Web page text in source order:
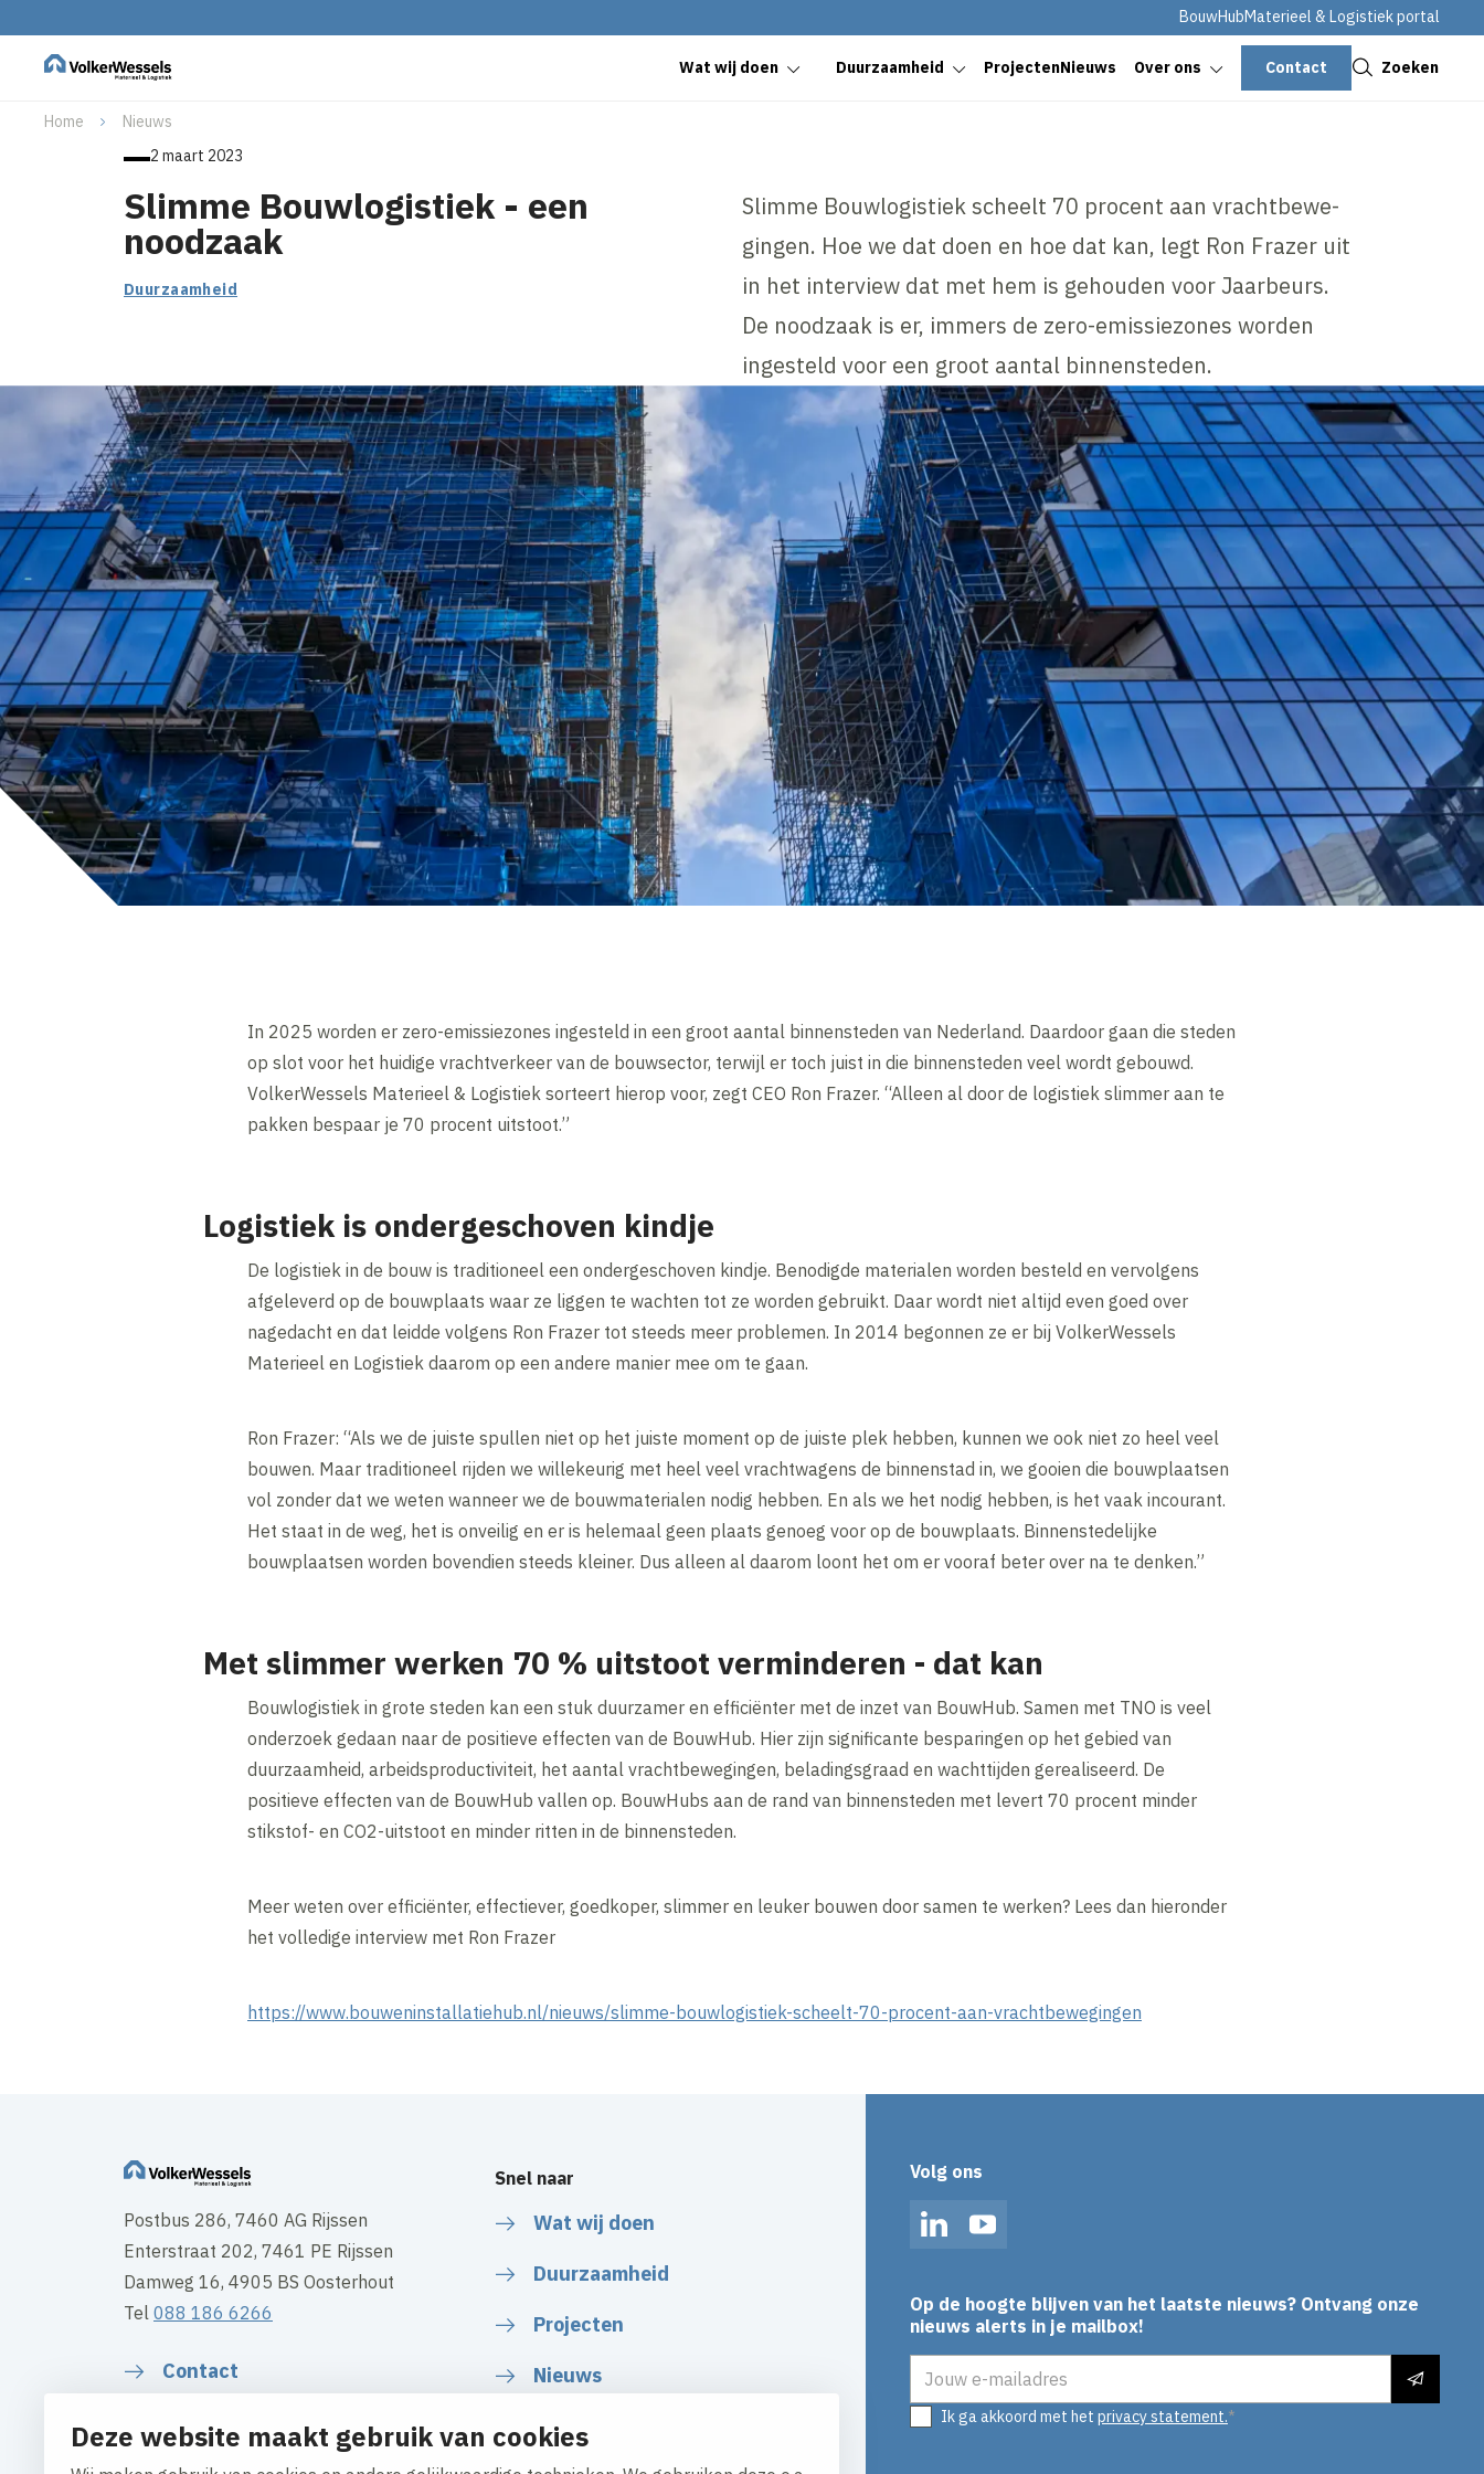
Deze website maakt gebruik van cookies
BouwHubMaterieel & Logistiek portal
Wat wij doen Duurzaamheid ProjectenNieuws Over ons Contact Zoeken
Home
Nieuws
2 maart 2023
Slimme Bouwlogistiek - een
noodzaak
Duurzaamheid
Slimme Bouwlogistiek scheelt 70 procent aan vracht­be­we­
gin­gen. Hoe we dat doen en hoe dat kan, legt Ron Frazer uit
in het interview dat met hem is gehouden voor Jaarbeurs.
De noodzaak is er, immers de zero-emissiezones worden
ingesteld voor een groot aantal binnensteden.
In 2025 worden er zero-emissiezones ingesteld in een groot aantal binnensteden van Nederland. Daardoor gaan die steden
op slot voor het huidige vrachtverkeer van de bouwsector, terwijl er toch juist in die binnensteden veel wordt gebouwd.
VolkerWessels Materieel & Logistiek sorteert hierop voor, zegt CEO Ron Frazer. “Alleen al door de logistiek slimmer aan te
pakken bespaar je 70 procent uitstoot.”
Logistiek is ondergeschoven kindje
De logistiek in de bouw is traditioneel een ondergeschoven kindje. Benodigde materialen worden besteld en vervolgens
afgeleverd op de bouwplaats waar ze liggen te wachten tot ze worden gebruikt. Daar wordt niet altijd even goed over
nagedacht en dat leidde volgens Ron Frazer tot steeds meer problemen. In 2014 begonnen ze er bij VolkerWessels
Materieel en Logistiek daarom op een andere manier mee om te gaan.
Ron Frazer: “Als we de juiste spullen niet op het juiste moment op de juiste plek hebben, kunnen we ook niet zo heel veel
bouwen. Maar traditioneel rijden we willekeurig met heel veel vrachtwagens de binnenstad in, we gooien die bouwplaatsen
vol zonder dat we weten wanneer we de bouwmaterialen nodig hebben. En als we het nodig hebben, is het vaak incourant.
Het staat in de weg, het is onveilig en er is helemaal geen plaats genoeg voor op de bouwplaats. Binnenstedelijke
bouwplaatsen worden bovendien steeds kleiner. Dus alleen al daarom loont het om er vooraf beter over na te denken.”
Met slimmer werken 70 % uitstoot verminderen - dat kan
Bouwlogistiek in grote steden kan een stuk duurzamer en efficiënter met de inzet van BouwHub. Samen met TNO is veel
onderzoek gedaan naar de positieve effecten van de BouwHub. Hier zijn significante besparingen op het gebied van
duurzaamheid, arbeidsproductiviteit, het aantal vrachtbewegingen, beladingsgraad en wachttijden gerealiseerd. De
positieve effecten van de BouwHub vallen op. BouwHubs aan de rand van binnensteden met levert 70 procent minder
stikstof- en CO2-uitstoot en minder ritten in de binnensteden.
Meer weten over efficiënter, effectiever, goedkoper, slimmer en leuker bouwen door samen te werken? Lees dan hieronder
het volledige interview met Ron Frazer
https://www.bouweninstallatiehub.nl/nieuws/slimme-bouwlogistiek-scheelt-70-procent-aan-vrachtbewegingen
Postbus 286, 7460 AG Rijssen
Enterstraat 202, 7461 PE Rijssen
Damweg 16, 4905 BS Oosterhout
Tel 088 186 6266
Contact
Snel naar
Wat wij doen
Duurzaamheid
Projecten
Nieuws
Over ons
Volg ons
LinkedInYouTube
Op de hoogte blijven van het laatste nieuws? Ontvang onze
nieuws alerts in je mailbox!
Ik ga akkoord met het privacy statement.
Sluiten